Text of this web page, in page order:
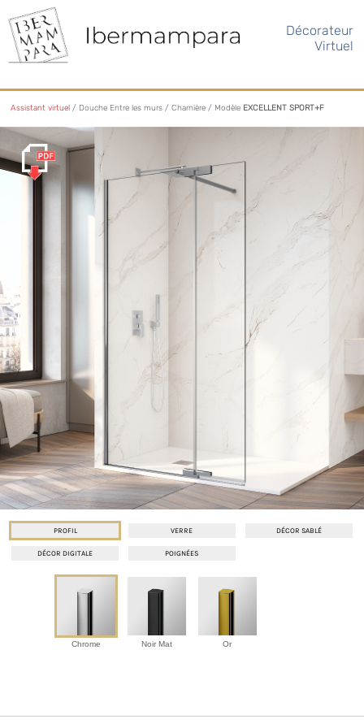
Décorateur
Virtuel
Assistant virtuel / Douche Entre les murs / Charnière / Modèle EXCELLENT SPORT+F
PROFIL VERRE DÉCOR SABLÉ
DÉCOR DIGITALE POIGNÉES
Chrome Noir Mat Or